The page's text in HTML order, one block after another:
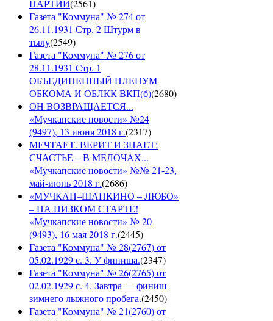
ПАРТИИ(2561)
Газета "Коммуна" № 274 от
26.11.1931 Стр. 2 Штурм в
тылу(2549)
Газета "Коммуна" № 276 от
28.11.1931 Стр. 1
ОБЪЕДИНЕННЫЙ ПЛЕНУМ
ОБКОМА И ОБЛКК ВКП(б)(2680)
ОН ВОЗВРАЩАЕТСЯ...
«Мучкапские новости» №24
(9497), 13 июня 2018 г.(2317)
МЕЧТАЕТ. ВЕРИТ И ЗНАЕТ:
СЧАСТЬЕ – В МЕЛОЧАХ...
«Мучкапские новости» №№ 21-23,
май-июнь 2018 г.(2686)
«МУЧКАП–ШАПКИНО – ЛЮБО»
– НА НИЗКОМ СТАРТЕ!
«Мучкапские новости» № 20
(9493), 16 мая 2018 г.(2445)
Газета "Коммуна" № 28(2767) от
05.02.1929 с. 3. У финиша.(2347)
Газета "Коммуна" № 26(2765) от
02.02.1929 с. 4. Завтра — финиш
зимнего лыжного пробега.(2450)
Газета "Коммуна" № 21(2760) от